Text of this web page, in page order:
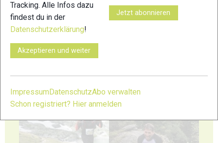
25
Tracking. Alle Infos dazu
findest du in der
Datenschutzerklärung!
Akzeptieren und weiter
Jetzt abonnieren
ImpressumDatenschutzAbo verwalten
Schon registriert? Hier anmelden